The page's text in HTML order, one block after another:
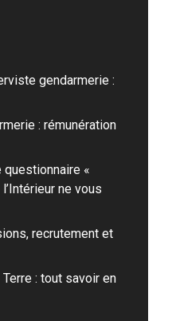
gendarmerie :
: rémunération
questionnaire «
ne vous
recrutement et
: tout savoir en